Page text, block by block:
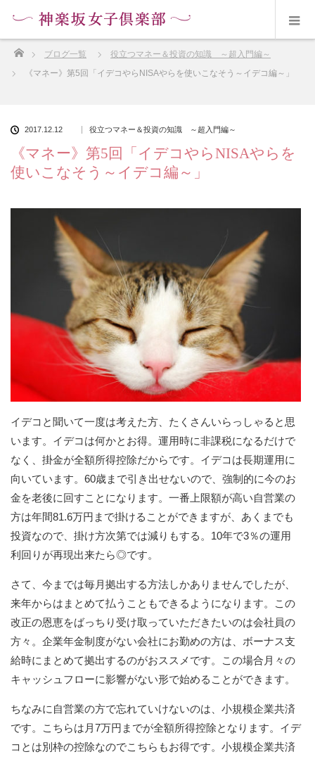
ブログ一覧
役立つマネー＆投資の知識 ～超入門編～
《マネー》第5回「イデコやらNISAやらを使いこなそう～イデコ編～」
2017.12.12 役立つマネー＆投資の知識 ～超入門編～
《マネー》第5回「イデコやらNISAやらを
使いこなそう～イデコ編～」
イデコと聞いて一度は考えた方、たくさんいらっしゃると思
います。イデコは何かとお得。運用時に非課税になるだけで
なく、掛金が全額所得控除だからです。イデコは長期運用に
向いています。60歳まで引き出せないので、強制的に今のお
金を老後に回すことになります。一番上限額が高い自営業の
方は年間81.6万円まで掛けることができますが、あくまでも
投資なので、掛け方次第では減りもする。10年で3％の運用
利回りが再現出来たら◎です。
さて、今までは毎月拠出する方法しかありませんでしたが、
来年からはまとめて払うこともできるようになります。この
改正の恩恵をばっちり受け取っていただきたいのは会社員の
方々。企業年金制度がない会社にお勤めの方は、ボーナス支
給時にまとめて拠出するのがおススメです。この場合月々の
キャッシュフローに影響がない形で始めることができます。
ちなみに自営業の方で忘れていけないのは、小規模企業共済
です。こちらは月7万円までが全額所得控除となります。イデ
コとは別枠の控除なのでこちらもお得です。小規模企業共済